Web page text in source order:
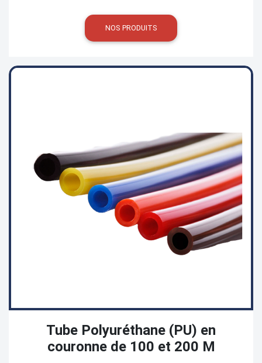
NOS PRODUITS
Tube Polyuréthane (PU) en
couronne de 100 et 200 M